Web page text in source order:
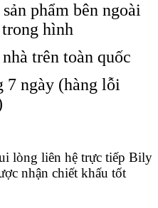
phẩm bên ngoài
hình
trên toàn quốc
7 ngày (hàng lỗi
lòng liên hệ trực tiếp Bily
nhận chiết khấu tốt